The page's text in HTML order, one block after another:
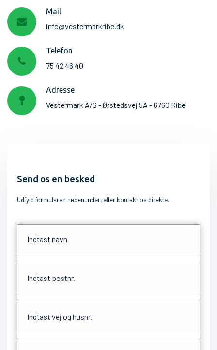
Mail
info@vestermarkribe.dk
Telefon
75 42 46 40
Adresse
Vestermark A/S - Ørstedsvej 5A - 6760 Ribe
Send os en besked
Udfyld formularen nedenunder, eller kontakt os direkte.